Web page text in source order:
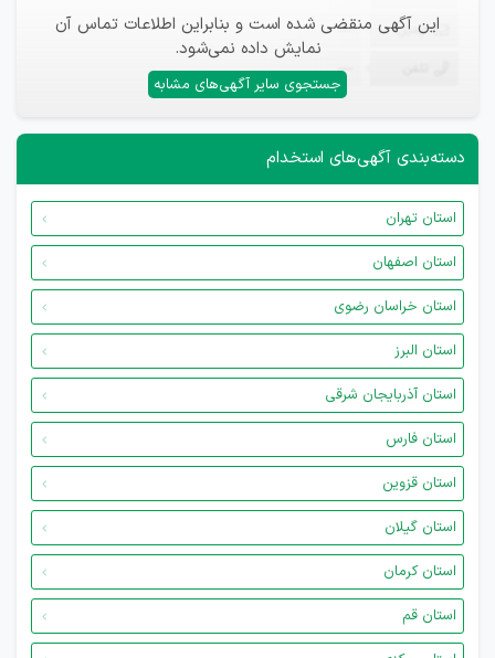
این آگهی منقضی شده است و بنابراین اطلاعات تماس آن
نمایش داده نمی‌شود.
جستجوی سایر آگهی‌های مشابه
ایمیل —
—
دسته‌بندی آگهی‌های استخدام
استان تهران
استان اصفهان
استان خراسان رضوی
استان البرز
استان آذربایجان شرقی
استان فارس
استان قزوین
استان گیلان
استان کرمان
استان قم